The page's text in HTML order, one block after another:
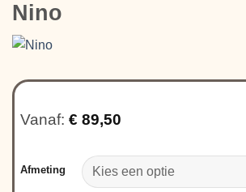
Nino
Vanaf: € 89,50
Afmeting